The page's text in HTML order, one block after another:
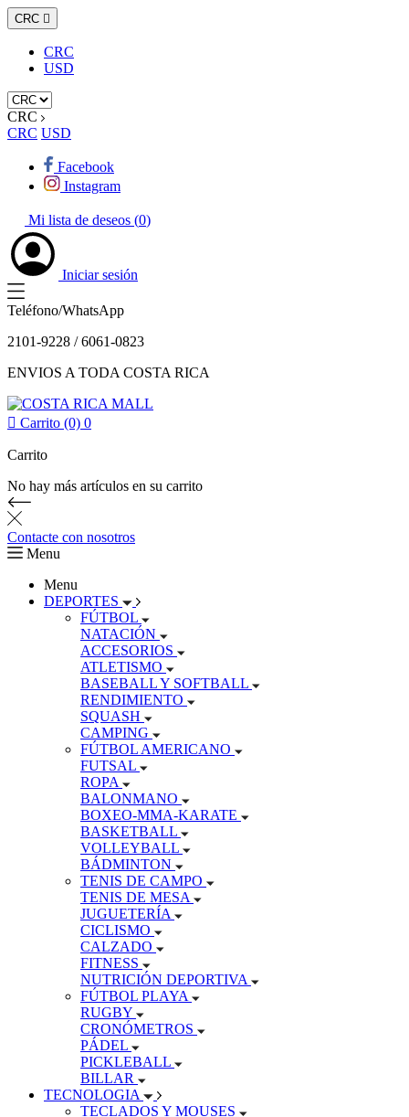
CRC 
CRC
USD
CRC
CRC USD
Facebook
Instagram
Mi lista de deseos (0)
Iniciar sesión
Teléfono/WhatsApp
2101-9228 / 6061-0823
ENVIOS A TODA COSTA RICA
 Carrito (0) 0
Carrito
No hay más artículos en su carrito
Contacte con nosotros
Menu
Menu
DEPORTES
FÚTBOL
NATACIÓN
ACCESORIOS
ATLETISMO
BASEBALL Y SOFTBALL
RENDIMIENTO
SQUASH
CAMPING
FÚTBOL AMERICANO
FUTSAL
ROPA
BALONMANO
BOXEO-MMA-KARATE
BASKETBALL
VOLLEYBALL
BÁDMINTON
TENIS DE CAMPO
TENIS DE MESA
JUGUETERÍA
CICLISMO
CALZADO
FITNESS
NUTRICIÓN DEPORTIVA
FÚTBOL PLAYA
RUGBY
CRONÓMETROS
PÁDEL
PICKLEBALL
BILLAR
TECNOLOGIA
TECLADOS Y MOUSES